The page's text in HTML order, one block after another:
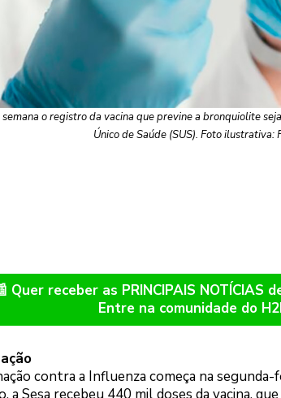
o registro da vacina que previne a bronquiolite
Único de Saúde (SUS). Foto ilustrativa:
Quer receber as PRINCIPAIS NOTÍCIAS
Entre na comunidade do
contra a Influenza começa na